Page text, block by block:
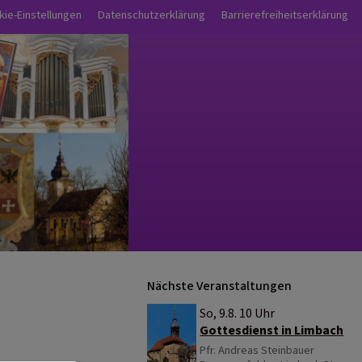
Einstellungen Datenschutzerklärung Barrierefreiheitserklärung
Nächste Veranstaltungen
So, 9.8. 10 Uhr
Gottesdienst in Limbach
Pfr. Andreas Steinbauer